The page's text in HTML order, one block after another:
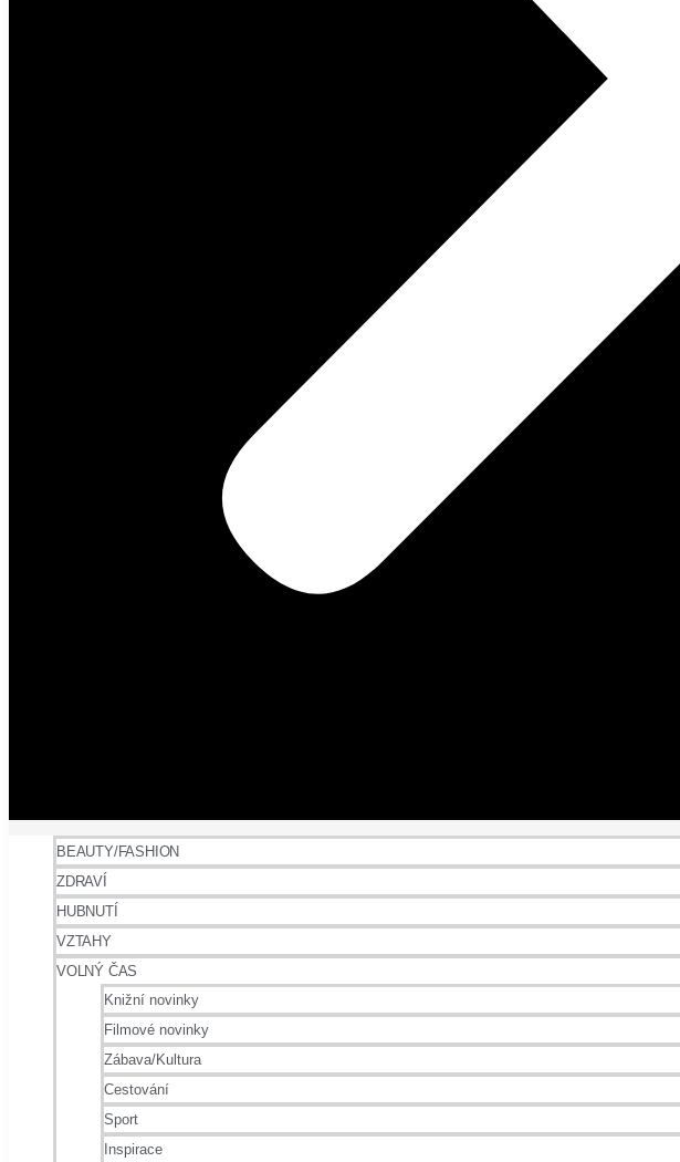
BEAUTY/FASHION
ZDRAVÍ
HUBNUTÍ
VZTAHY
VOLNÝ ČAS
Knižní novinky
Filmové novinky
Zábava/Kultura
Cestování
Sport
Inspirace